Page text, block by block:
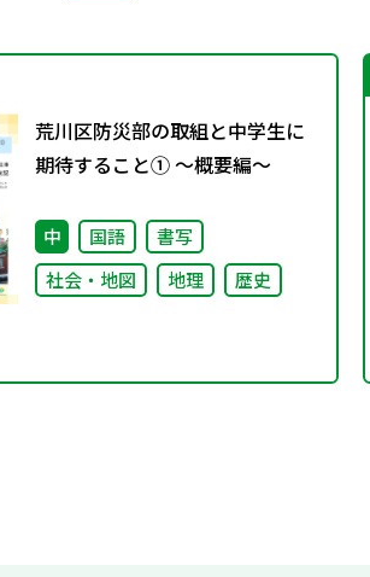
荒川区防災部の取組と中学生に
期待すること① ～概要編～
中 国語
書写
社会・地図
地理 歴史